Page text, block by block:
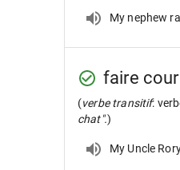
My nephew
faire
(verbe transitif:
chat".)
My Uncle